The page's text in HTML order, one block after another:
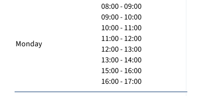
Monday
08:00 - 09:00
09:00 - 10:00
10:00 - 11:00
11:00 - 12:00
12:00 - 13:00
13:00 - 14:00
15:00 - 16:00
16:00 - 17:00